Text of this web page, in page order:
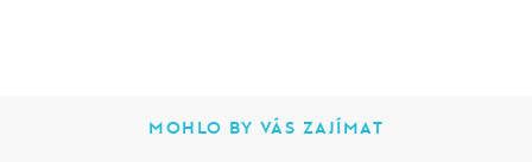
MOHLO BY VÁS ZAJÍMAT